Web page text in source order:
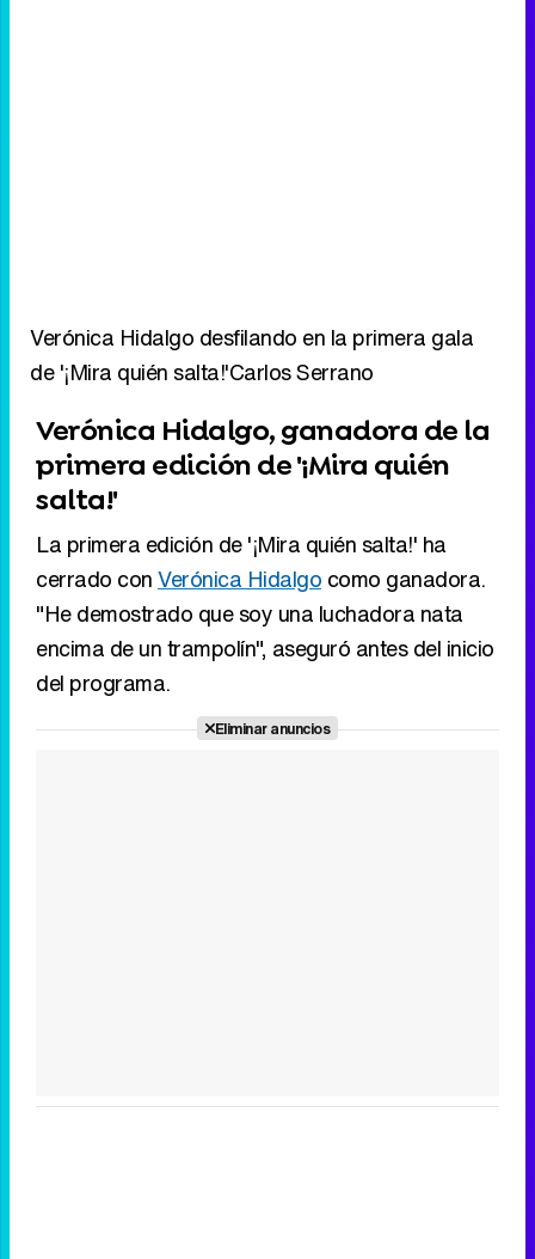
Verónica Hidalgo desfilando en la primera gala
de '¡Mira quién salta!'Carlos Serrano
Verónica Hidalgo, ganadora de la
primera edición de '¡Mira quién
salta!'
La primera edición de '¡Mira quién salta!' ha
cerrado conVerónica Hidalgo como ganadora.
"He demostrado que soy una luchadora nata
encima de un trampolín", aseguró antes del inicio
del programa.
Eliminar anuncios